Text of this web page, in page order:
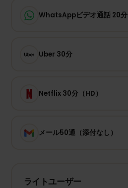
WhatsAppビデオ通話 20分
Uber 30分
Netflix 30分（HD）
メール50通（添付なし）
ライトユーザー